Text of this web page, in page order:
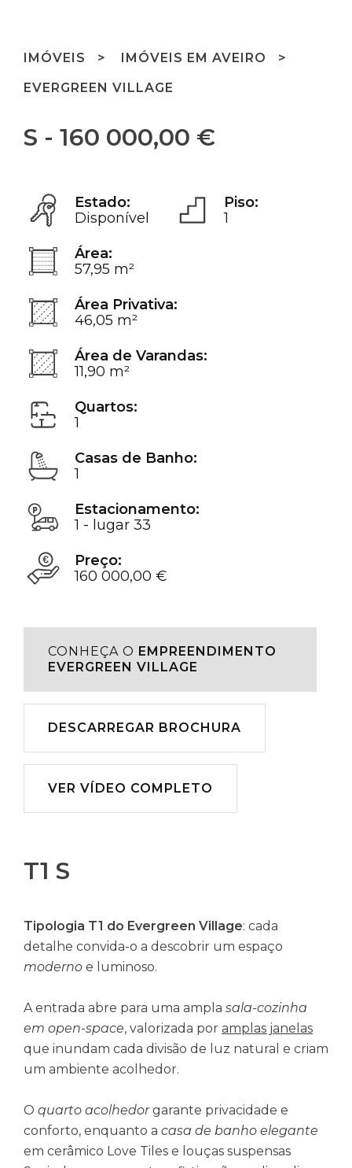
IMÓVEIS
IMÓVEIS EM AVEIRO
EVERGREEN VILLAGE
S - 160 000,00 €
Estado:
Disponível
Piso:
1
Área:
57,95 m²
Área Privativa:
46,05 m²
Área de Varandas:
11,90 m²
Quartos:
1
Casas de Banho:
1
Estacionamento:
1 - lugar 33
Preço:
160 000,00 €
CONHEÇA O EMPREENDIMENTO
EVERGREEN VILLAGE
DESCARREGAR BROCHURA
Descarregar
VER VÍDEO COMPLETO
Reproduzir
T1 S
Tipologia T1 do Evergreen Village: cada
detalhe convida-o a descobrir um espaço
moderno e luminoso.
A entrada abre para uma ampla sala-cozinha
em open-space, valorizada por amplas janelas
que inundam cada divisão de luz natural e criam
um ambiente acolhedor.
O quarto acolhedorgarante privacidade e
conforto, enquanto a casa de banho elegante
em cerâmico Love Tiles e louças suspensas